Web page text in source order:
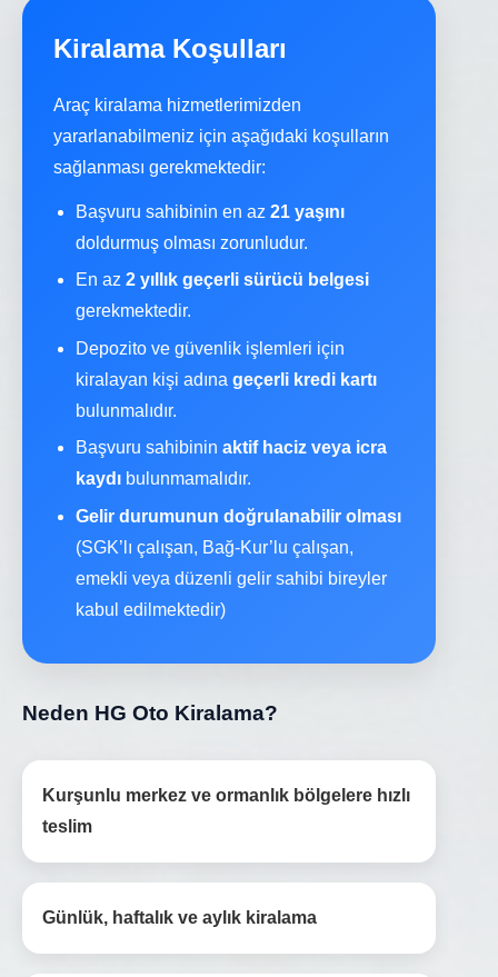
Kiralama Koşulları
Araç kiralama hizmetlerimizden
yararlanabilmeniz için aşağıdaki koşulların
sağlanması gerekmektedir:
Başvuru sahibinin en az 21 yaşını
doldurmuş olması zorunludur.
En az 2 yıllık geçerli sürücü belgesi
gerekmektedir.
Depozito ve güvenlik işlemleri için
kiralayan kişi adına geçerli kredi kartı
bulunmalıdır.
Başvuru sahibinin aktif haciz veya icra
kaydı bulunmamalıdır.
Gelir durumunun doğrulanabilir olması
(SGK’lı çalışan, Bağ-Kur’lu çalışan,
emekli veya düzenli gelir sahibi bireyler
kabul edilmektedir)
Neden HG Oto Kiralama?
Kurşunlu merkez ve ormanlık bölgelere hızlı
teslim
Günlük, haftalık ve aylık kiralama